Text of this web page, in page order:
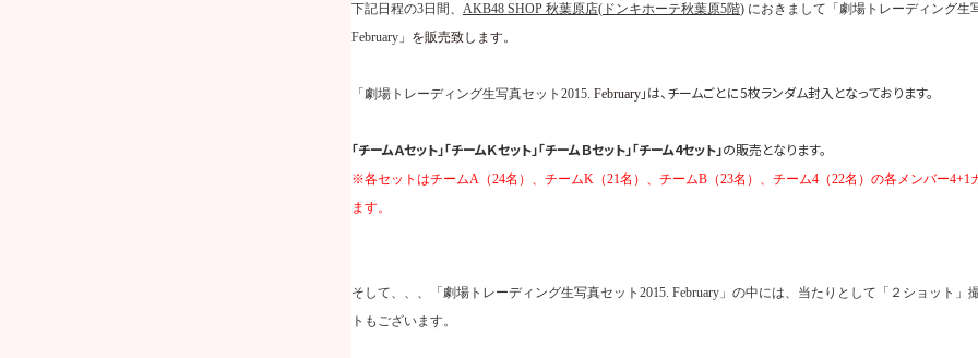
下記日程の3日間、 AKB48 SHOP 秋葉原店( ドンキホーテ秋葉原5階) におきまして「劇場トレーディング生
February 」を販売致します。
「劇場トレーディング生写真セット 2015. February 」は、チームごとに5枚ランダム封入となっております。
「チームＡセット」「チームＫセット」「チームＢセット」「チーム4セット」の販売となります。
※各セットはチームA （24名）、チームK （21名）、チームB （23名）、チーム4 （22名）の各メンバー4+1
ます。
そして、、、「劇場トレーディング生写真セット 2015. February 」の中には、当たりとして「２ショット」
トもございます。